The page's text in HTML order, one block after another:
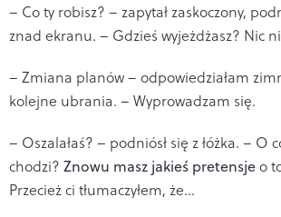
– Co ty robisz? – zapytał zaskoczony,
znad ekranu. – Gdzieś wyjeżdżasz? Nic
– Zmiana planów – odpowiedziałam
kolejne ubrania. – Wyprowadzam się.
– Oszalałaś? – podniósł się z łóżka. – O
chodzi? Znowu masz jakieś pretensjeo
Przecież ci tłumaczyłem, że...